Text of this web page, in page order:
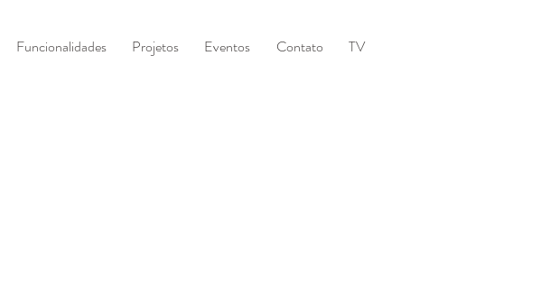
Funcionalidades Projetos Eventos Contato TV